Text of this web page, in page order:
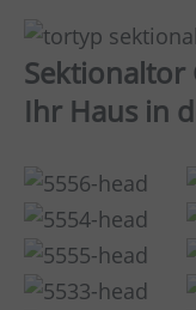
Sektionaltor
Ihr Haus in